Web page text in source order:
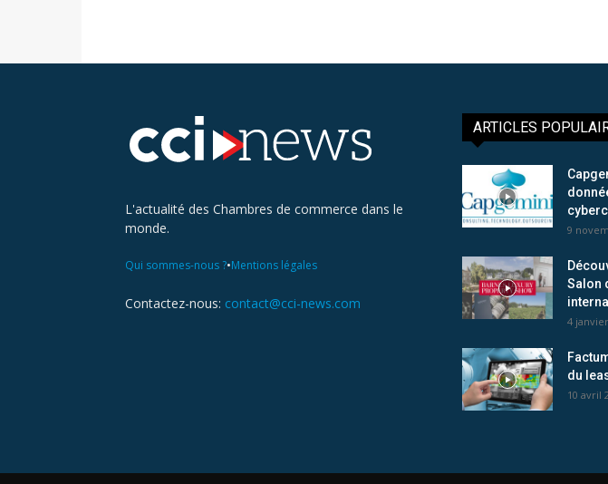
L'actualité des Chambres de commerce dans le
monde.
Qui sommes-nous ?•Mentions légales
Contactez-nous: contact@cci-news.com
ARTICLES
9
Salon
4
du
10 avril